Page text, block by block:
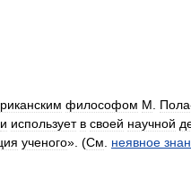
философом М Пола
и использует в своей научной
ученого». (См неявное